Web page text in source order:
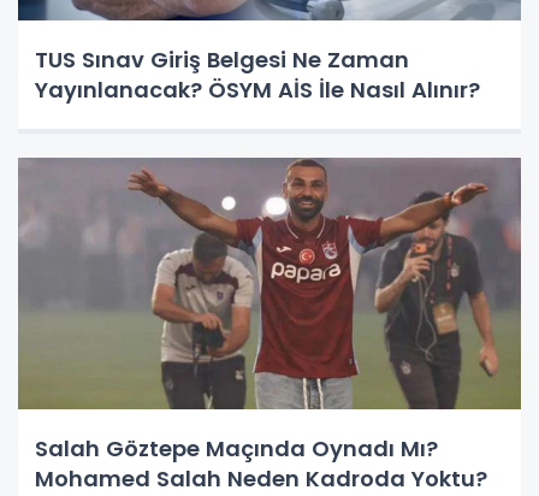
TUS Sınav Giriş Belgesi Ne Zaman
Yayınlanacak? ÖSYM AİS İle Nasıl Alınır?
Salah Göztepe Maçında Oynadı Mı?
Mohamed Salah Neden Kadroda Yoktu?